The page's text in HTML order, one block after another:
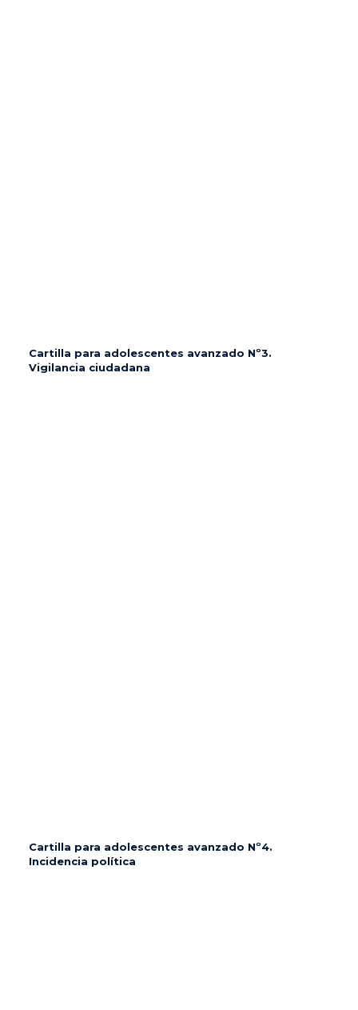
Cartilla para adolescentes avanzado Nº3.
Vigilancia ciudadana
Cartilla para adolescentes avanzado Nº4.
Incidencia política